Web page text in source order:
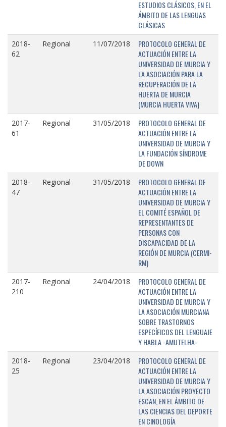
ESTUDIOS CLÁSICOS, EN EL
ÁMBITO DE LAS LENGUAS
CLÁSICAS
2018-
62
Regional 11/07/2018
PROTOCOLO GENERAL DE
ACTUACIÓN ENTRE LA
UNIVERSIDAD DE MURCIA Y
LA ASOCIACIÓN PARA LA
RECUPERACIÓN DE LA
HUERTA DE MURCIA
(MURCIA HUERTA VIVA)
2017-
61
Regional 31/05/2018
PROTOCOLO GENERAL DE
ACTUACIÓN ENTRE LA
UNIVERSIDAD DE MURCIA Y
LA FUNDACIÓN SÍNDROME
DE DOWN
2018-
47
Regional 31/05/2018
PROTOCOLO GENERAL DE
ACTUACIÓN ENTRE LA
UNIVERSIDAD DE MURCIA Y
EL COMITÉ ESPAÑOL DE
REPRESENTANTES DE
PERSONAS CON
DISCAPACIDAD DE LA
REGIÓN DE MURCIA (CERMI-
RM)
2017-
210
Regional 24/04/2018
PROTOCOLO GENERAL DE
ACTUACIÓN ENTRE LA
UNIVERSIDAD DE MURCIA Y
LA ASOCIACIÓN MURCIANA
SOBRE TRASTORNOS
ESPECÍFICOS DEL LENGUAJE
Y HABLA -AMUTELHA-
2018-
25
Regional 23/04/2018
PROTOCOLO GENERAL DE
ACTUACIÓN ENTRE LA
UNIVERSIDAD DE MURCIA Y
LA ASOCIACIÓN PROYECTO
ESCAN, EN EL ÁMBITO DE
LAS CIENCIAS DEL DEPORTE
EN CINOLOGÍA